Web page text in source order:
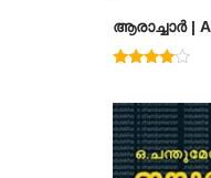
ആരാച്ചാര്‍ |
out of 5